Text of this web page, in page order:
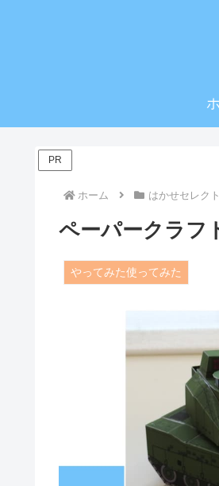
PR
ホーム はかせセレクト
ペーパークラフ
やってみた使ってみた